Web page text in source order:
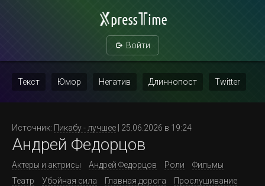
Войти
Текст Юмор Негатив Длиннопост Twitter
Повтор
Источник: Пикабу - лучшее | 25.06.2026 в 19:24
Андрей Федорцов
Актеры и актрисы Андрей Федорцов Роли
Фильмы
Театр
Убойная сила Главная дорога
Прослушивание